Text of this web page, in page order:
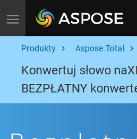
Toggle navigation
Produkty Aspose.Total
Konwertuj słowo
BEZPŁATNY